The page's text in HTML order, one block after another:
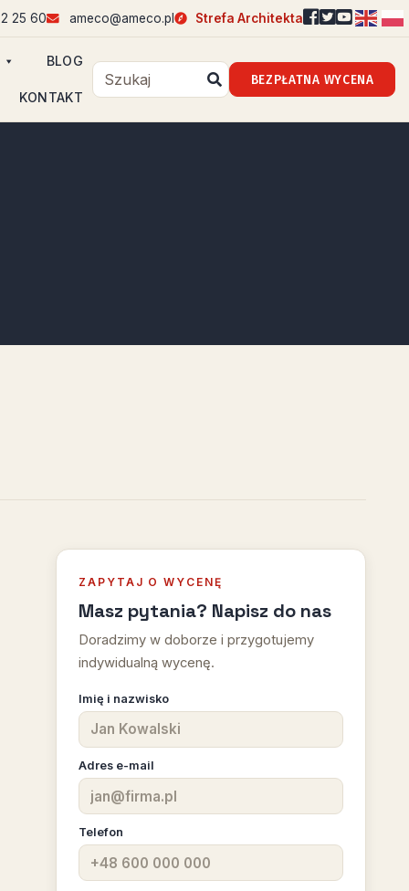
25 60 ameco@ameco.pl Strefa Architekta
BLOG
KONTAKT
BEZPŁATNA WYCENA
ZAPYTAJ O WYCENĘ
Masz pytania? Napisz do nas
Doradzimy w doborze i przygotujemy
indywidualną wycenę.
Imię i nazwisko
Adres e-mail
Telefon